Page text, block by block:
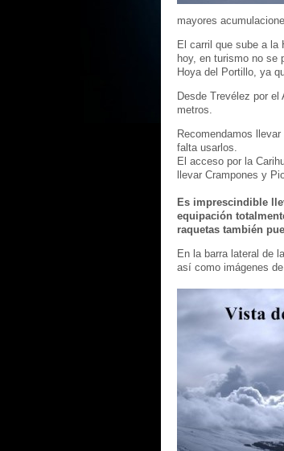
mayores
El carril que sube a la
hoy, en turismo no se
Hoya del Portillo, ya
Desde Trevélez por
metros.
Recomendamos
falta usarlos.
El acceso por la
llevar Crampones y
Es imprescindible
equipación
raquetas también
En la barra lateral de
así como imágenes